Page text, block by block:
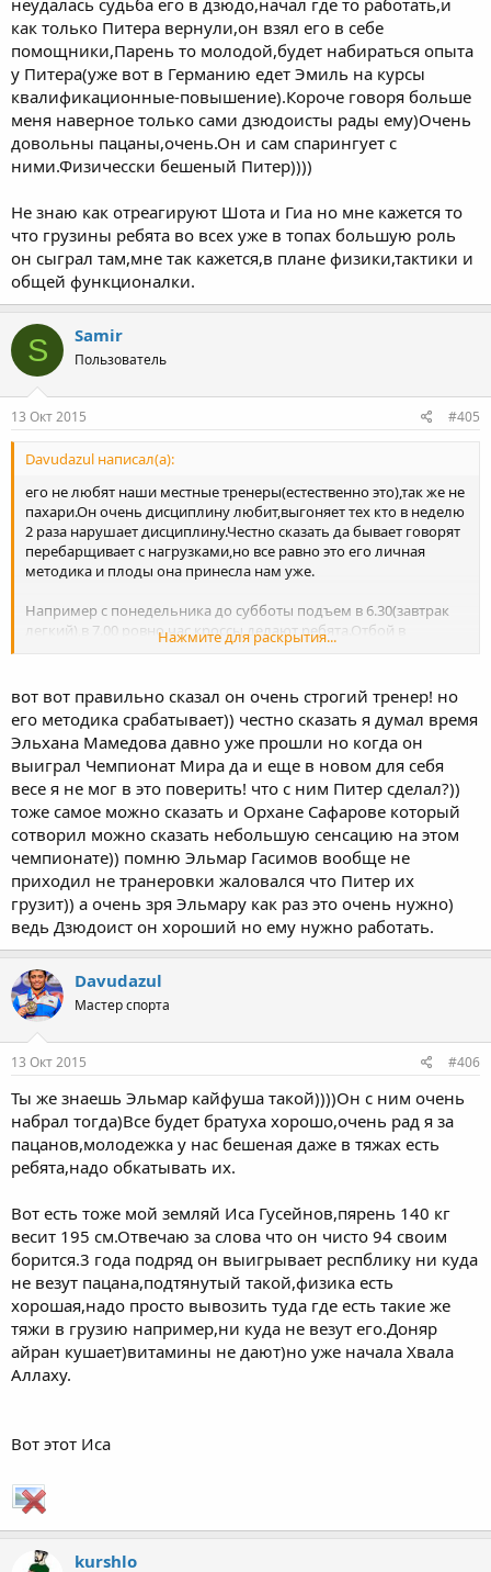
неудалась судьба его в дзюдо,начал где то работать,и
как только Питера вернули,он взял его в себе
помощники,Парень то молодой,будет набираться опыта
у Питера(уже вот в Германию едет Эмиль на курсы
квалификационные-повышение).Короче говоря больше
меня наверное только сами дзюдоисты рады ему)Очень
довольны пацаны,очень.Он и сам спарингует с
ними.Физичесски бешеный Питер))))
Не знаю как отреагируют Шота и Гиа но мне кажется то
что грузины ребята во всех уже в топах большую роль
он сыграл там,мне так кажется,в плане физики,тактики и
общей функционалки.
S Samir
Пользователь
13 Окт 2015 #405
Davudazul написал(а):
его не любят наши местные тренеры(естественно это),так же не
пахари.Он очень дисциплину любит,выгоняет тех кто в неделю
2 раза нарушает дисциплину.Честно сказать да бывает говорят
перебарщивает с нагрузками,но все равно это его личная
методика и плоды она принесла нам уже.
Например с понедельника до субботы подъем в 6.30(завтрак
легкий),в 7.00 ровно час кроссы делают ребята.Отбой в
что мне понравилось в нем,есть азербайджанец парень ЭМиль
Тахиров тяж он,в России вырос,в школе хорошо
учился,английским владеет чисто.Он после того как неудалась
судьба его в дзюдо,начал где то работать,и как только Питера
вернули,он взял его в себе помощники,Парень то
молодой,будет набираться опыта у Питера(уже вот в Германию
едет Эмиль на курсы квалификационные-повышение).Короче
говоря больше меня наверное только сами дзюдоисты рады
ему)Очень довольны пацаны,очень.Он и сам спарингует с
ними.Физичесски бешеный Питер))))
Не знаю как отреагируют Шота и Гиа но мне кажется то что
грузины ребята во всех уже в топах большую роль он сыграл
там,мне так кажется,в плане физики,тактики и общей
функционалки.
Нажмите для раскрытия...
вот вот правильно сказал он очень строгий тренер! но
его методика срабатывает)) честно сказать я думал время
Эльхана Мамедова давно уже прошли но когда он
выиграл Чемпионат Мира да и еще в новом для себя
весе я не мог в это поверить! что с ним Питер сделал?))
тоже самое можно сказать и Орхане Сафарове который
сотворил можно сказать небольшую сенсацию на этом
чемпионате)) помню Эльмар Гасимов вообще не
приходил не транеровки жаловался что Питер их
грузит)) а очень зря Эльмару как раз это очень нужно)
ведь Дзюдоист он хороший но ему нужно работать.
Davudazul
Мастер спорта
13 Окт 2015 #406
Ты же знаешь Эльмар кайфуша такой))))Он с ним очень
набрал тогда)Все будет братуха хорошо,очень рад я за
пацанов,молодежка у нас бешеная даже в тяжах есть
ребята,надо обкатывать их.
Вот есть тоже мой земляй Иса Гусейнов,пярень 140 кг
весит 195 см.Отвечаю за слова что он чисто 94 своим
борится.3 года подряд он выигрывает респблику ни куда
не везут пацана,подтянутый такой,физика есть
хорошая,надо просто вывозить туда где есть такие же
тяжи в грузию например,ни куда не везут его.Доняр
айран кушает)витамины не дают)но уже начала Хвала
Аллаху.
Вот этот Иса
kurshlo